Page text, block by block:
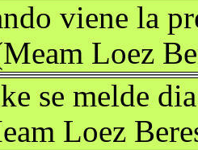
viene la
Loez
se melde
Loez